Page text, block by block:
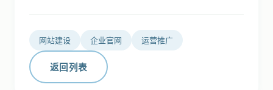
网站建设 企业官网 运营推广
返回列表